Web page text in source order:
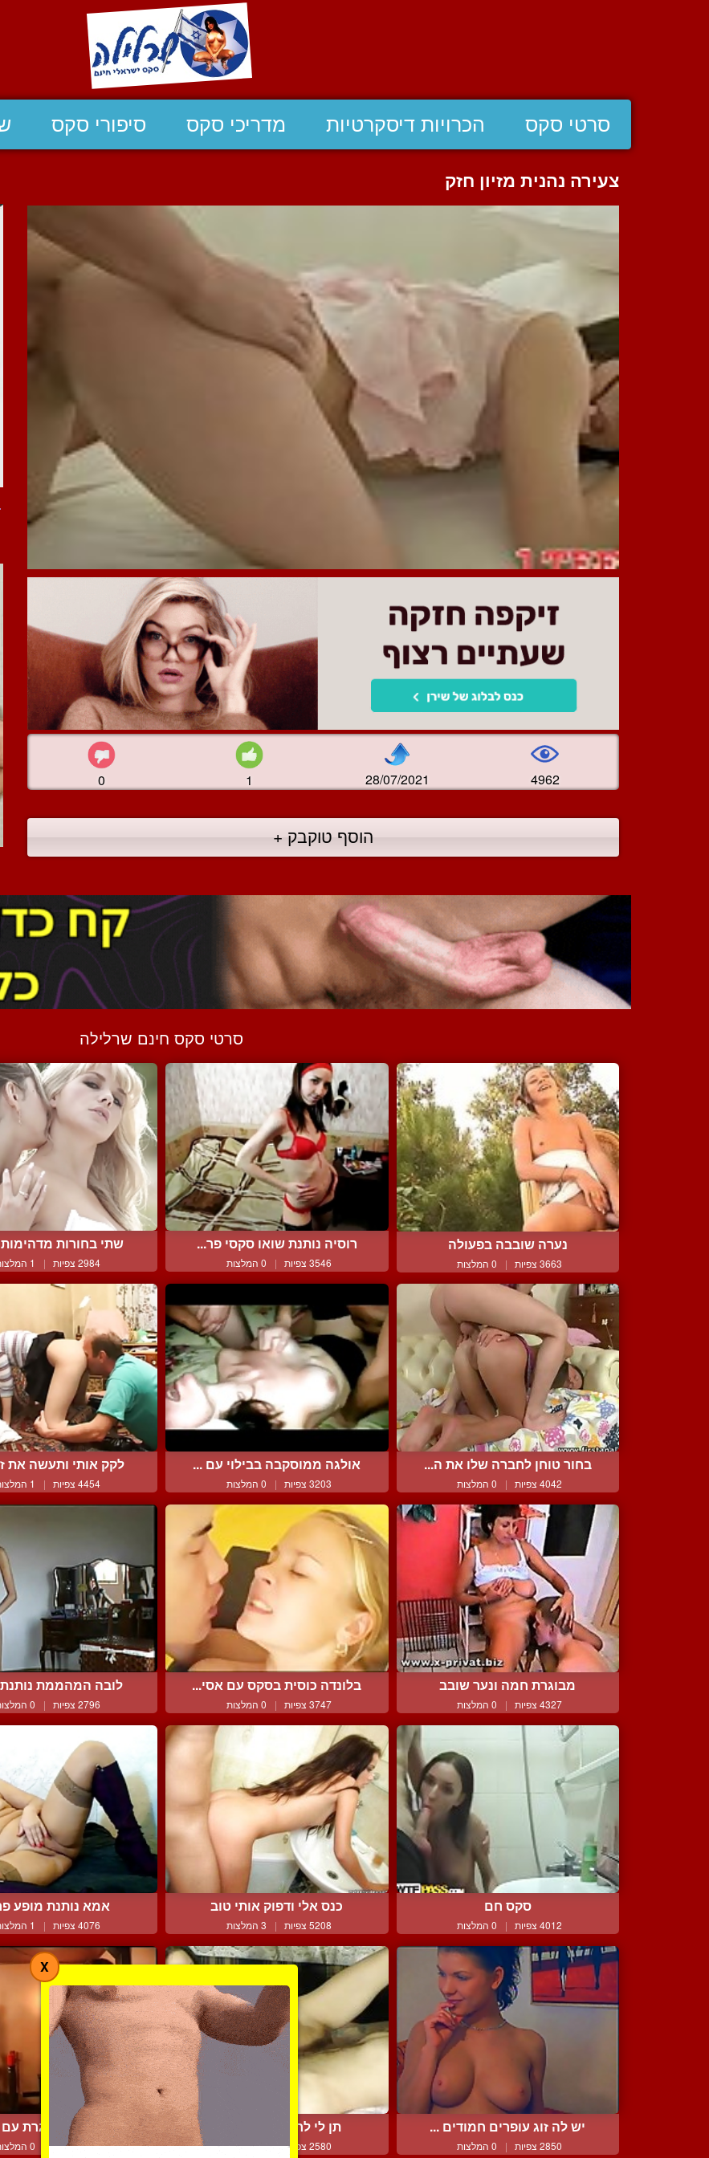
סרטי סקס הכרויות דיסקרטיות מדריכי סקס סיפורי סקס
צעירה נהנית מזיון חזק
0 1 28/07/2021 4962
הוסף טוקבק +
סרטי סקס חינם שרלילה
נערה שובבה בפעולה
3663 צפיות | 0 המלצות
רוסיה נותנת שואו סקסי פר...
3546 צפיות | 0 המלצות
שתי בחורות מדהימות
2984 צפיות | 1 המלצות
בחור טוחן לחברה שלו את ה...
4042 צפיות | 0 המלצות
אולגה ממוסקבה בבילוי עם ...
3203 צפיות | 0 המלצות
לקק אותי ותעשה את
4454 צפיות | 1 המלצות
מבוגרת חמה ונער שובב
4327 צפיות | 0 המלצות
בלונדה כוסית בסקס עם אסי...
3747 צפיות | 0 המלצות
לובה המהממת נותנת
2796 צפיות | 0 המלצות
סקס חם
4012 צפיות | 0 המלצות
כנס אלי ודפוק אותי טוב
5208 צפיות | 3 המלצות
אמא נותנת מופע
4076 צפיות | 1 המלצות
יש לה זוג עופרים חמודים ...
2850 צפיות | 0 המלצות
תן לי לחלוב לך את הזין
2580 צפיות | 0 המלצות
מיסטרס מבוגרת
3714 צפיות | 0 המלצות
X